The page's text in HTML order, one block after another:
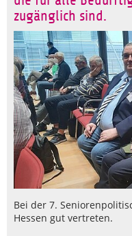
zugänglich sind.
Bei der 7.
Hessen gut vertreten.